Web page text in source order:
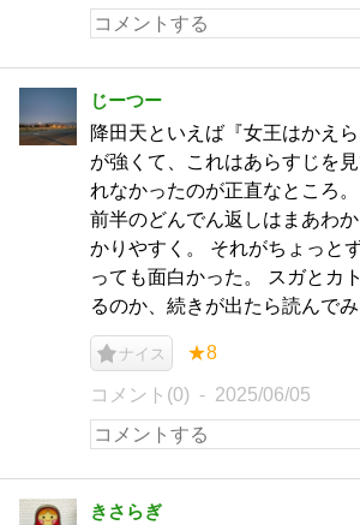
じーつー
降田天といえば『女王はかえ
が強くて、これはあらすじを
れなかったのが正直なところ。
前半のどんでん返しはまあわ
かりやすく。 それがちょっと
っても面白かった。 スガとカ
るのか、続きが出たら読んでみ
ナイス ★8
コメント(0) 2025/06/05
きさらぎ